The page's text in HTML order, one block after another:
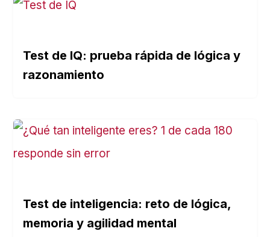
Test de IQ: prueba rápida de lógica y
razonamiento
Test de inteligencia: reto de lógica,
memoria y agilidad mental